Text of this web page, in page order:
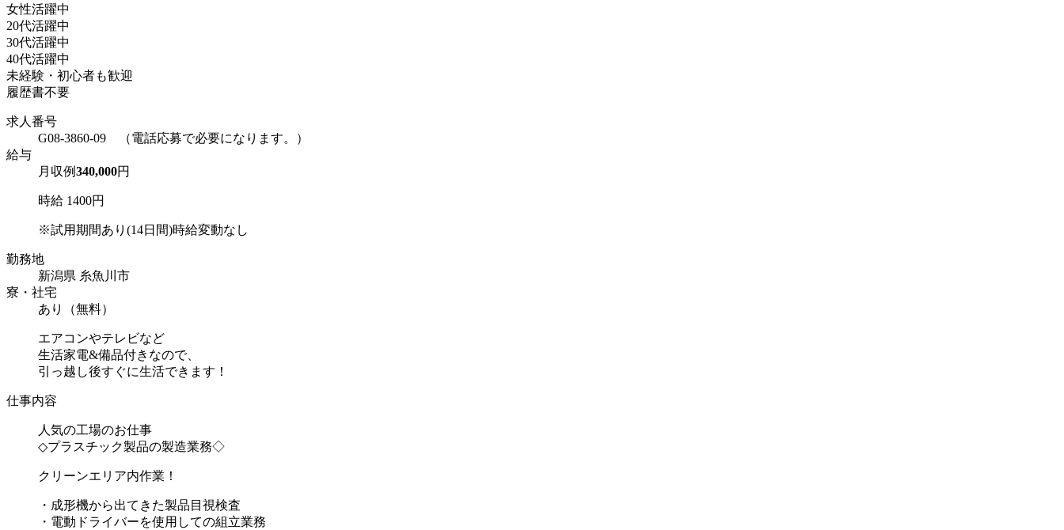
女性活躍中
20代活躍中
30代活躍中
40代活躍中
未経験・初心者も歓迎
履歴書不要
求人番号
G08-3860-09 （電話応募で必要になります。）
給与
月収例340,000円
時給 1400円
※試用期間あり(14日間)時給変動なし
勤務地
新潟県 糸魚川市
寮・社宅
あり（無料）
エアコンやテレビなど
生活家電&備品付きなので、
引っ越し後すぐに生活できます！
仕事内容
人気の工場のお仕事
◇プラスチック製品の製造業務◇
クリーンエリア内作業！
・成形機から出てきた製品目視検査
・電動ドライバーを使用しての組立業務